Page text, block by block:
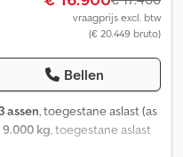
vraagprijs excl. btw
(€ 20.449 bruto)
Bellen
3 assen, toegestane aslast (as
9.000 kg, toegestane aslast